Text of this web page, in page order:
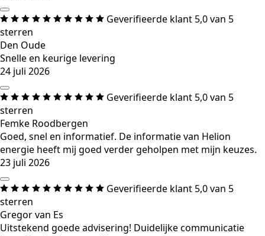
Geverifieerde klant 5,0 van 5
sterren
Den Oude
Snelle en keurige levering
24 juli 2026
Geverifieerde klant 5,0 van 5
sterren
Femke Roodbergen
Goed, snel en informatief. De informatie van Helion
energie heeft mij goed verder geholpen met mijn keuzes.
23 juli 2026
Geverifieerde klant 5,0 van 5
sterren
Gregor van Es
Uitstekend goede advisering! Duidelijke communicatie